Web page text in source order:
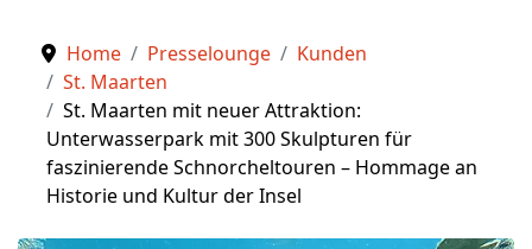
Home Presselounge
Kunden
St. Maarten
St. Maarten mit neuer Attraktion:
Unterwasserpark mit 300 Skulpturen für
faszinierende Schnorcheltouren – Hommage an
Historie und Kultur der Insel